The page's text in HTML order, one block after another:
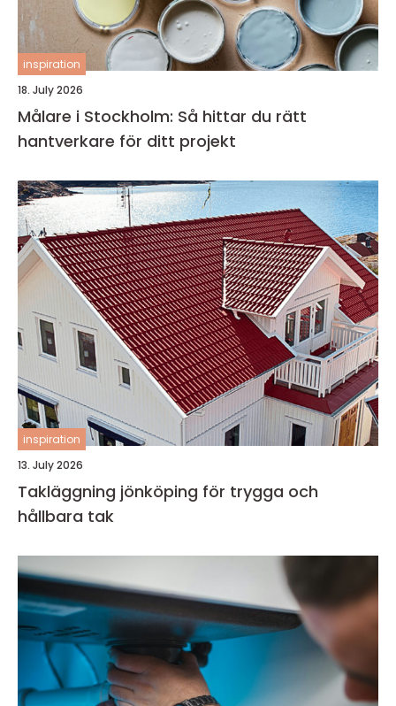
inspiration
18. July 2026
Målare i Stockholm: Så hittar du rätt
hantverkare för ditt projekt
inspiration
13. July 2026
Takläggning jönköping för trygga och
hållbara tak